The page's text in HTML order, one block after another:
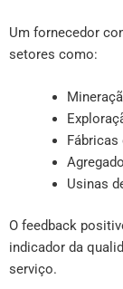
Um fornecedor
setores como:
Usinas
O feedback
indicador da
serviço.